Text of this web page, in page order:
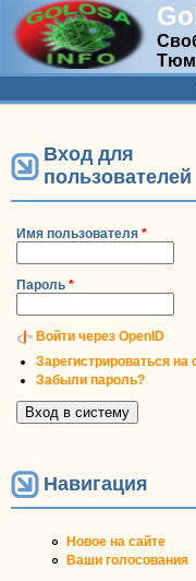
Вход для
пользователей
Имя пользователя *
Пароль *
Войти через OpenID
Зарегистрироваться на
Забыли пароль?
Навигация
Новое на сайте
Ваши голосования